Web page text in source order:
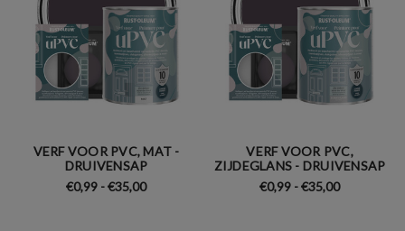
VERF VOOR PVC, MAT -
DRUIVENSAP
€0,99 - €35,00
VERF VOOR PVC,
ZIJDEGLANS - DRUIVENSAP
€0,99 - €35,00